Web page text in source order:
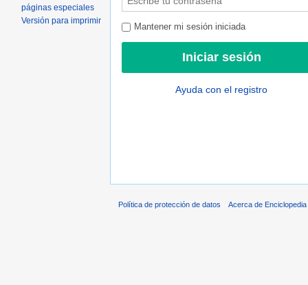
Mantener mi sesión iniciada
Ayuda con el registro
páginas especiales
Versión para imprimir
Política de protección de datos Acerca de